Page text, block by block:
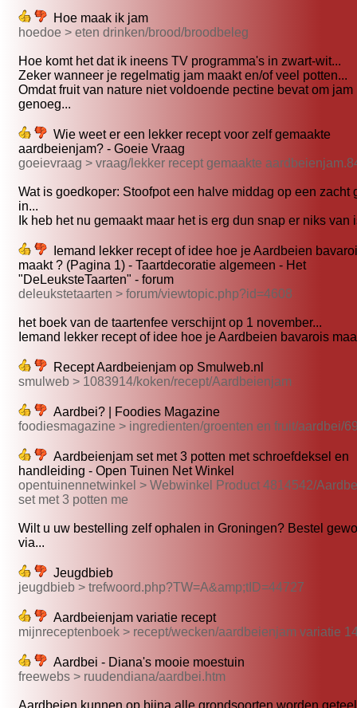
Hoe maak ik jam
hoedoe > eten drinken/brood/broodbeleg
Hoe komt het dat ik ineens TV programma's in zwart-wit...
Zeker wanneer je regelmatig jam maakt en/of veel potten...
Omdat fruit van nature niet voldoende pectine bevat om jam
genoeg...
Wie weet er een lekker recept voor zelf gemaakte
aardbeienjam? - Goeie Vraag
goeievraag > vraag/lekker recept gemaakte
Wat is goedkoper: Stoofpot een halve middag op een zacht
in...
Ik heb het nu gemaakt maar het is erg dun snap er niks van
Iemand lekker recept of idee hoe je Aardbeien
maakt ? (Pagina 1) - Taartdecoratie algemeen - Het
"DeLeuksteTaarten" - forum
deleukstetaarten > forum/viewtopic.php?id=4608
het boek van de taartenfee verschijnt op 1 november...
Iemand lekker recept of idee hoe je Aardbeien bavarois
Recept Aardbeienjam op Smulweb.nl
smulweb > 1083914/koken/recept/Aardbeienjam
Aardbei? | Foodies Magazine
foodiesmagazine > ingredienten/groenten en fruit/aardbei/
Aardbeienjam set met 3 potten met schroefdeksel en
handleiding - Open Tuinen Net Winkel
opentuinennetwinkel > Webwinkel Product 4814542/
set met 3 potten me
Wilt u uw bestelling zelf ophalen in Groningen? Bestel
via...
Jeugdbieb
jeugdbieb > trefwoord.php?TW=A&amp;tID=44727
Aardbeienjam variatie recept
mijnreceptenboek > recept/wecken/aardbeienjam variatie
Aardbei - Diana's mooie moestuin
freewebs > ruudendiana/aardbei.htm